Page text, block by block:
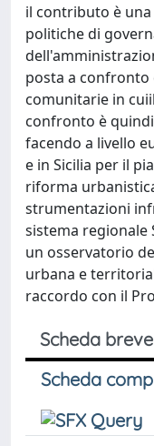
il contributo è
politiche di
posta a confronto
comunitarie in
confronto è
facendo a livello
e in Sicilia per il
riforma
strumentazioni
sistema regionale
un osservatorio
urbana e
raccordo con il
Scheda breve
Scheda